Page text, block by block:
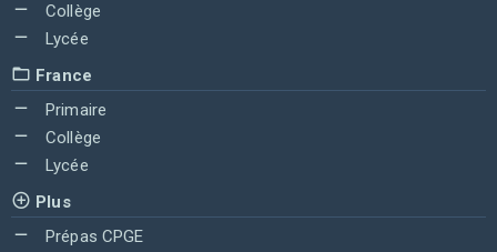
Collège
Lycée
France
Primaire
Collège
Lycée
Plus
Prépas CPGE